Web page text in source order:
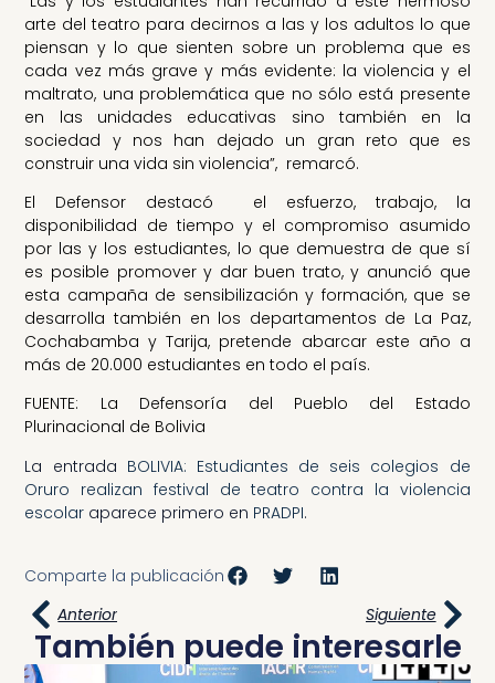
arte del teatro para decirnos a las y los adultos lo que
piensan y lo que sienten sobre un problema que es
cada vez más grave y más evidente: la violencia y el
maltrato, una problemática que no sólo está presente
en las unidades educativas sino también en la
sociedad y nos han dejado un gran reto que es
construir una vida sin violencia”, remarcó.
El Defensor destacó el esfuerzo, trabajo, la
disponibilidad de tiempo y el compromiso asumido
por las y los estudiantes, lo que demuestra de que sí
es posible promover y dar buen trato, y anunció que
esta campaña de sensibilización y formación, que se
desarrolla también en los departamentos de La Paz,
Cochabamba y Tarija, pretende abarcar este año a
más de 20.000 estudiantes en todo el país.
FUENTE: La Defensoría del Pueblo del Estado
Plurinacional de Bolivia
La entrada BOLIVIA: Estudiantes de seis colegios de
Oruro realizan festival de teatro contra la violencia
escolar aparece primero en PRADPI.
Comparte la publicación
Anterior
Siguiente
También puede interesarle